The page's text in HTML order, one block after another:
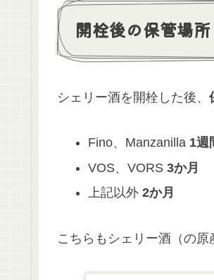
開栓後の保管場
シェリー酒を開栓した後、
Fino、Manzanilla 1週
VOS、VORS 3か月
上記以外 2か月
こちらもシェリー酒（の原